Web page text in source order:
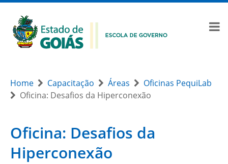
Home Capacitação Áreas
Oficinas PequiLab
Oficina: Desafios da Hiperconexão
Oficina: Desafios da
Hiperconexão